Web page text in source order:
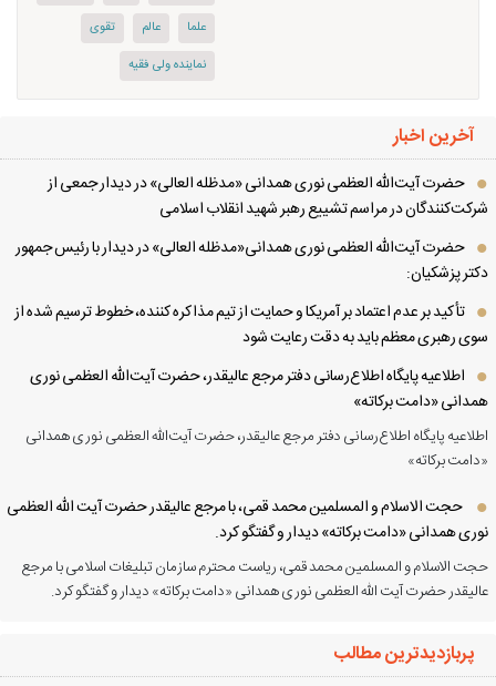
علما
عالم
تقوی
نماینده ولی فقیه
آخرین اخبار
حضرت آیت‌الله العظمی نوری همدانی «مدظله العالی» در دیدار جمعی از
در مراسم تشییع رهبر شهید انقلاب اسلامی
حضرت آیت‌الله العظمی نوری همدانی«مدظله العالی» در دیدار با رئیس جمهور
پزشکیان:
تأکید بر عدم اعتماد بر آمریکا و حمایت از تیم مذاکره کننده، خطوط ترسیم شده از
رهبری معظم باید به دقت رعایت شود
اطلاعیه پایگاه اطلاع‌رسانی دفتر مرجع عالیقدر، حضرت آیت‌الله العظمی نوری
«دامت برکاته»
پایگاه اطلاع‌رسانی دفتر مرجع عالیقدر، حضرت آیت‌الله العظمی نوری همدانی
برکاته»
حجت الاسلام و المسلمین محمد قمی، با مرجع عالیقدر حضرت آیت الله العظمی
همدانی «دامت برکاته» دیدار و گفتگو کرد.
الاسلام و المسلمین محمد قمی، ریاست محترم سازمان تبلیغات اسلامی با مرجع
حضرت آیت الله العظمی نوری همدانی «دامت برکاته» دیدار و گفتگو کرد.
پربازدیدترین مطالب